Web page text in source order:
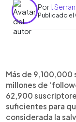
PorI.
Publicado el
►
Más de 9,100,000
millones de
62,900
suficientes para
considerada la